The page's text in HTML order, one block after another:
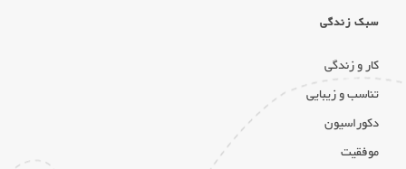
سبک زندگی
کار و زندگی
تناسب و زیبایی
دکوراسیون
موفقیت